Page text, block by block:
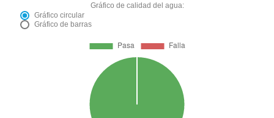
Gráfico de calidad del agua:
Gráfico circular
Gráfico de barras